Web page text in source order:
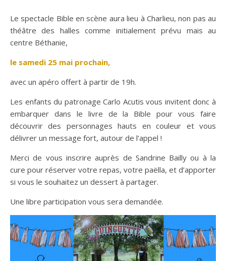
Le spectacle Bible en scène aura lieu à Charlieu, non pas au
théâtre des halles comme initialement prévu mais au
centre Béthanie,
le samedi 25 mai prochain,
avec un apéro offert à partir de 19h.
Les enfants du patronage Carlo Acutis vous invitent donc à
embarquer dans le livre de la Bible pour vous faire
découvrir des personnages hauts en couleur et vous
délivrer un message fort, autour de l’appel !
Merci de vous inscrire auprès de Sandrine Bailly ou à la
cure pour réserver votre repas, votre paëlla, et d’apporter
si vous le souhaitez un dessert à partager.
Une libre participation vous sera demandée.